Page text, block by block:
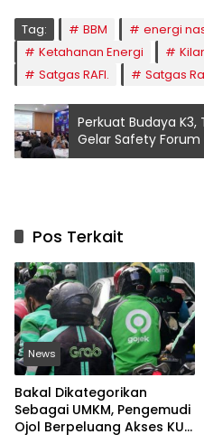
Tag: BBM energi
Ketahanan Energi
Satgas RAFI.
Satgas
Perkuat Budaya
Gelar Safety Forum
Pos Terkait
News
Bakal Dikategorikan
Sebagai UMKM, Pengemudi
Ojol Berpeluang Akses KUR